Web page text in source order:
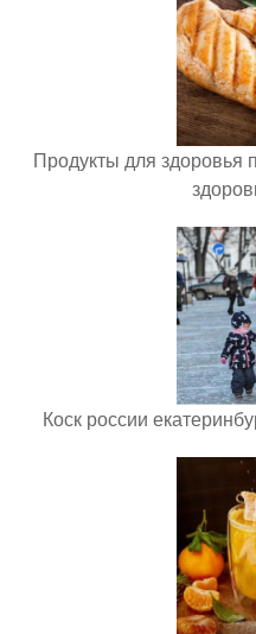
Продукты для здоровья
Коск россии